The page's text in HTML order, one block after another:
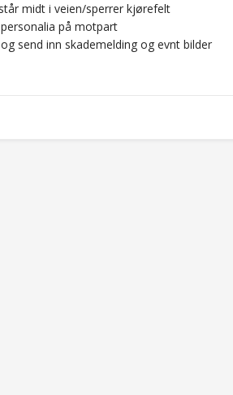
midt i veien/sperrer kjørefelt
på motpart
send inn skademelding og evnt bilder